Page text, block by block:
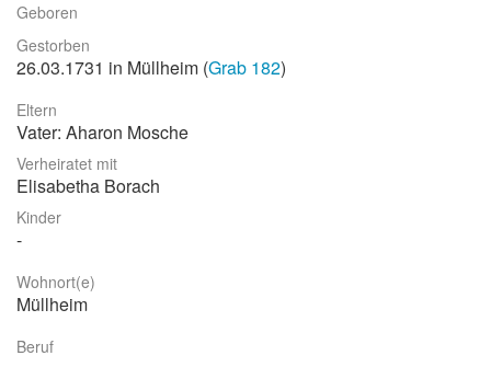
Stadtrundgang
Der Friedhof
Unsere Initiative
Aktuelles
Suche
Geboren
Gestorben
26.03.1731 in Müllheim (Grab 182)
Eltern
Vater: Aharon Mosche
Verheiratet mit
Elisabetha Borach
Kinder
Wohnort(e)
Müllheim
Beruf